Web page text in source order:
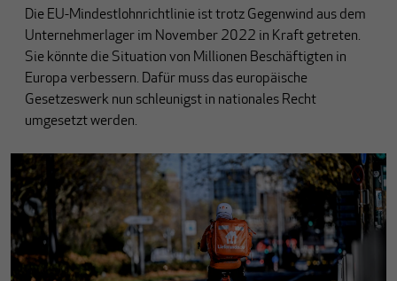
Die EU-Mindestlohnrichtlinie ist trotz Gegenwind aus dem
Unternehmerlager im November 2022 in Kraft getreten.
Sie könnte die Situation von Millionen Beschäftigten in
Europa verbessern. Dafür muss das europäische
Gesetzeswerk nun schleunigst in nationales Recht
umgesetzt werden.